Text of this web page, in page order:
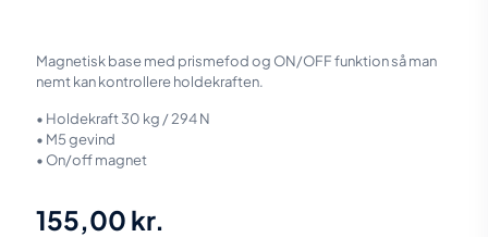
Magnetisk base med prismefod og ON/OFF funktion så man
nemt kan kontrollere holdekraften.
• Holdekraft 30 kg / 294 N
• M5 gevind
• On/off magnet
155,00 kr.